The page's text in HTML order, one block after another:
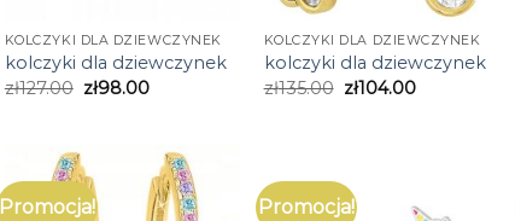
KOLCZYKI DLA DZIEWCZYNEK
kolczyki dla dziewczynek
zł127.00 zł98.00
KOLCZYKI DLA DZIEWCZYNEK
kolczyki dla dziewczynek
zł135.00 zł104.00
Promocja! Promocja!